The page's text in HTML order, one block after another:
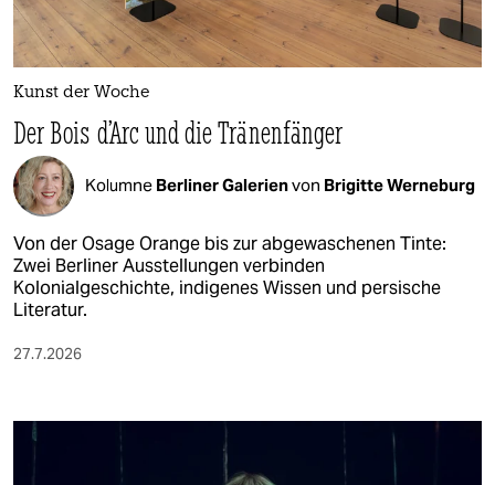
Kunst der Woche
Der Bois d’Arc und die Tränenfänger
Kolumne Berliner Galerienvon Brigitte Werneburg
Von der Osage Orange bis zur abgewaschenen Tinte:
Zwei Berliner Ausstellungen verbinden
Kolonialgeschichte, indigenes Wissen und persische
Literatur.
27.7.2026